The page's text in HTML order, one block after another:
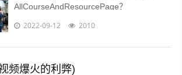
AllCourseAndResourcePage？
type=1tagid=313zdhhr11y04r301...
2022-09-12 2010
频爆火的利弊)